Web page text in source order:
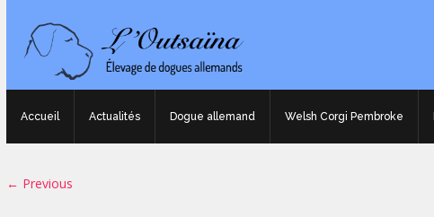
Accueil Actualités Dogue allemand Welsh Corgi Pembroke
Image navigation
← Previous